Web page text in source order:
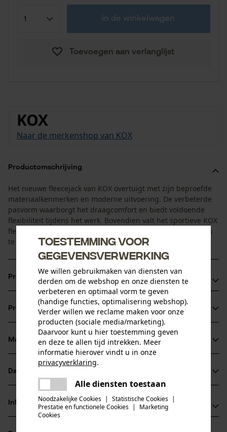
in de winkelwagen
Toevoegen aan verlanglijst
KOX
Naar de merkenshop van KOX
Productomschrijving
Het nieuwe fleecejack van KOX overtuigt met zijn beproefde
materiaalkenmerken en moderne uitvoering. De verbeterde
pasvorm waarborgt het draagcomfort en biedt voldoende
flexibiliteit tijdens het werk. Bovendien valt het sportieve KOX
fleecejack dankzij de verschillende kleurstellingen makkelijk
te combineren.
Productvoordelen
Top warmte-isolatie en uitstekend ademend
Waterafstotende vezelstructuur voor bescherming tegen
vocht
Betere zichtbaarheid van de KOX vezelbontjas dankzij
reflecterende strepen op de rug
Productinformatie
Productdetails
Mouwtype
Lange mouwen
Activiteitstype
Materiaal & onderhoud
Materiaal
Materiaaltype
Polyestermix
Datasheets
Productveiligheidsblad (PDF)
Informatie van de fabrikant
Toestemming voor
gegevensverwerking
We willen gebruikmaken van diensten van
derden om de webshop en onze diensten te
verbeteren en optimaal vorm te geven
(handige functies, optimalisering webshop).
Verder willen we reclame maken voor onze
producten (sociale media/marketing).
Daarvoor kunt u hier toestemming geven
en deze te allen tijd intrekken. Meer
informatie hierover vindt u in onze
privacyverklaring.
Alle diensten toestaan
Noodzakelijke Cookies | Statistische Cookies |
Prestatie en functionele Cookies |
Marketing
Cookies
Er is een fout opgetreden. Gelieve
het opnieuw te proberen.
delen
mail